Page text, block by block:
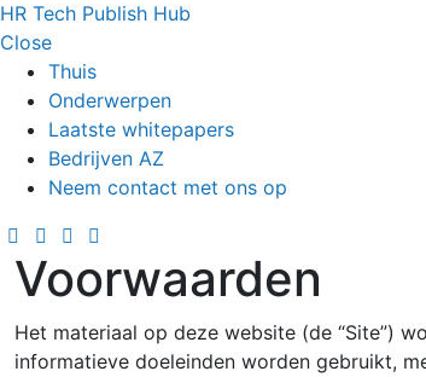
HR Tech Publish Hub
Close
Thuis
Onderwerpen
Laatste whitepapers
Bedrijven AZ
Neem contact met ons op
Voorwaarden
Het materiaal op deze website (de “Site”)
informatieve doeleinden worden gebruikt,